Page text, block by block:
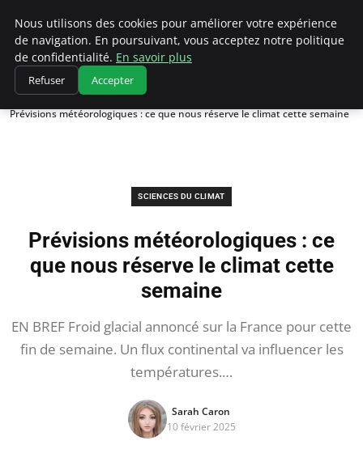
Climatedebtagents
Accueil
Sciences du Climat
Prévisions météorologiques : ce que nous réserve le climat cette semaine
SCIENCES DU CLIMAT
Prévisions météorologiques : ce
que nous réserve le climat cette
semaine
EN BREF Froid glacial annoncé sur la France pour cette
fin de semaine. Un flux continental va influencer les
températures.…
Sarah Caron
10 février 2025
Nous utilisons des cookies pour améliorer votre expérience
de navigation. En poursuivant, vous acceptez notre politique
de confidentialité. En savoir plus
Refuser Accepter